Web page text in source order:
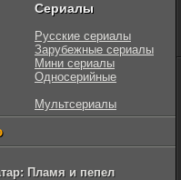
Сериалы
Русские сериалы
Зарубежные сериалы
Мини сериалы
Односерийные
Мультсериалы
Пламя и пепел